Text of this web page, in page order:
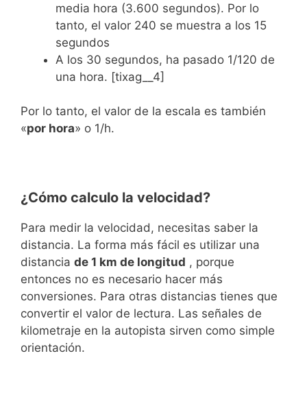
media hora (3.600 segundos). Por lo
tanto, el valor 240 se muestra a los 15
segundos
A los 30 segundos, ha pasado 1/120 de
una hora. [tixag__4]
Por lo tanto, el valor de la escala es también
«por hora» o 1/h.
¿Cómo calculo la velocidad?
Para medir la velocidad, necesitas saber la
distancia. La forma más fácil es utilizar una
distancia de 1 km de longitud , porque
entonces no es necesario hacer más
conversiones. Para otras distancias tienes que
convertir el valor de lectura. Las señales de
kilometraje en la autopista sirven como simple
orientación.